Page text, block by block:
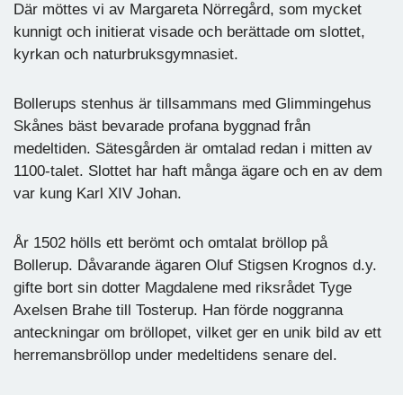
Där möttes vi av Margareta Nörregård, som mycket
kunnigt och initierat visade och berättade om slottet,
kyrkan och naturbruksgymnasiet.
Bollerups stenhus är tillsammans med Glimmingehus
Skånes bäst bevarade profana byggnad från
medeltiden. Sätesgården är omtalad redan i mitten av
1100-talet. Slottet har haft många ägare och en av dem
var kung Karl XIV Johan.
År 1502 hölls ett berömt och omtalat bröllop på
Bollerup. Dåvarande ägaren Oluf Stigsen Krognos d.y.
gifte bort sin dotter Magdalene med riksrådet Tyge
Axelsen Brahe till Tosterup. Han förde noggranna
anteckningar om bröllopet, vilket ger en unik bild av ett
herremansbröllop under medeltidens senare del.